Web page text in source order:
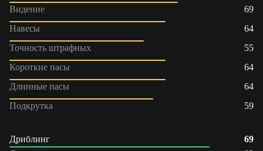
Видение
69
Навесы
64
Точность штрафных
55
Короткие пасы
64
Длинные пасы
64
Подкрутка
59
Дриблинг
69